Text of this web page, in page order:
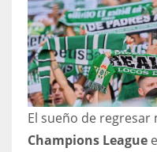
ATL
24
IND
34
El sueño de regresar
Champions League